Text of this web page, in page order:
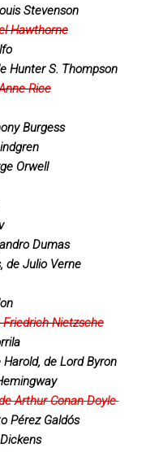
Stevenson
Hawthorne
Hunter S. Thompson
Rice
Burgess
Orwell
Dumas
de Julio Verne
Nietzsche
de Lord Byron
Arthur Conan Doyle
Pérez Galdós